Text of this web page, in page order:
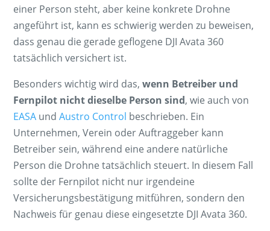
einer Person steht, aber keine konkrete Drohne
angeführt ist, kann es schwierig werden zu beweisen,
dass genau die gerade geflogene DJI Avata 360
tatsächlich versichert ist.
Besonders wichtig wird das,wenn Betreiber und
Fernpilot nicht dieselbe Person sind, wie auch von
EASA undAustro Control beschrieben. Ein
Unternehmen, Verein oder Auftraggeber kann
Betreiber sein, während eine andere natürliche
Person die Drohne tatsächlich steuert. In diesem Fall
sollte der Fernpilot nicht nur irgendeine
Versicherungsbestätigung mitführen, sondern den
Nachweis für genau diese eingesetzte DJI Avata 360.